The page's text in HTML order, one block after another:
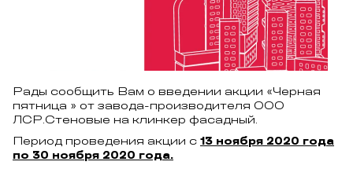
Рады сообщить Вам о введении акции «Черная
пятница » от завода-производителя ООО
ЛСР.Стеновые на клинкер фасадный.
Период проведения акции с 13 ноября 2020 года
по 30 ноября 2020 года.